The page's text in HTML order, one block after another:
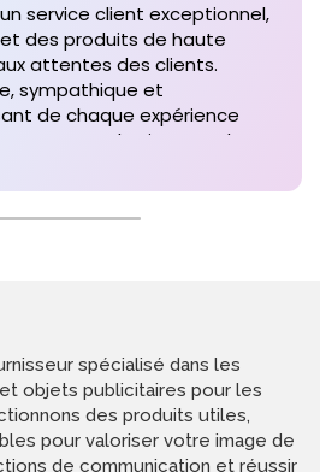
service client exceptionnel,
des produits de haute
attentes des clients.
sympathique et
de chaque expérience
recommande vivement leurs
future de produits
spécialisé dans les
objets publicitaires pour les
des produits utiles,
pour valoriser votre image de
de communication et réussir